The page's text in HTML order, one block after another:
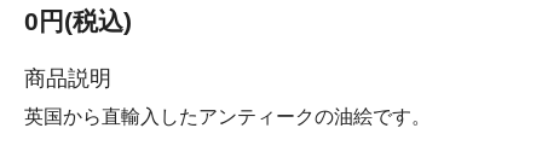
0円(税込)
商品説明
英国から直輸入したアンティークの油絵です。